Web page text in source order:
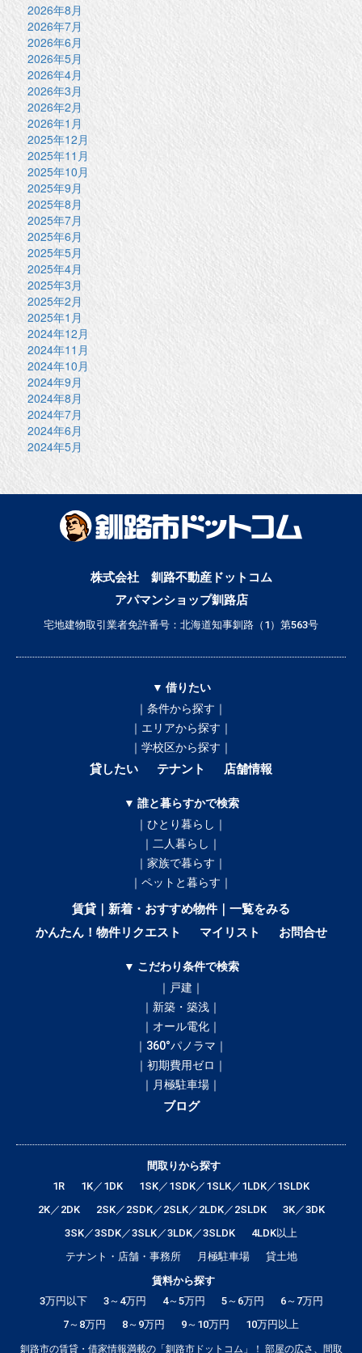
2026年8月
2026年7月
2026年6月
2026年5月
2026年4月
2026年3月
2026年2月
2026年1月
2025年12月
2025年11月
2025年10月
2025年9月
2025年8月
2025年7月
2025年6月
2025年5月
2025年4月
2025年3月
2025年2月
2025年1月
2024年12月
2024年11月
2024年10月
2024年9月
2024年8月
2024年7月
2024年6月
2024年5月
株式会社 釧路不動産ドットコム
アパマンショップ釧路店
宅地建物取引業者免許番号：北海道知事釧路（1）第563号
▼ 借りたい
｜条件から探す｜
｜エリアから探す｜
｜学校区から探す｜
貸したい テナント 店舗情報
▼ 誰と暮らすかで検索
｜ひとり暮らし｜
｜二人暮らし｜
｜家族で暮らす｜
｜ペットと暮らす｜
賃貸｜新着・おすすめ物件｜一覧をみる
かんたん！物件リクエスト
マイリスト お問合せ
▼ こだわり条件で検索
｜戸建｜
｜新築・築浅｜
｜オール電化｜
｜360°パノラマ｜
｜初期費用ゼロ｜
｜月極駐車場｜
ブログ
間取りから探す
1R
1K／1DK
1SK／1SDK／1SLK／1LDK／1SLDK
2K／2DK
2SK／2SDK／2SLK／2LDK／2SLDK
3K／3DK
3SK／3SDK／3SLK／3LDK／3SLDK
4LDK以上
テナント・店舗・事務所
月極駐車場
貸土地
賃料から探す
3万円以下
3～4万円 4～5万円 5～6万円
6～7万円
7～8万円
8～9万円 9～10万円 10万円以上
釧路市の賃貸・借家情報満載の「釧路市ドットコム」！ 部屋の広さ、間取